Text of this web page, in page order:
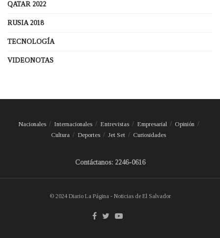
QATAR 2022
RUSIA 2018
TECNOLOGÍA
VIDEONOTAS
Nacionales Internacionales Entrevistas Empresarial
Opinión
Cultura
Deportes Jet Set Curiosidades
Contáctanos: 2246-0616
© 2024 Diario La Página - Noticias de El Salvador